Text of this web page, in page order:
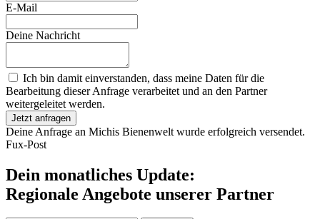
E-Mail
Deine Nachricht
Ich bin damit einverstanden, dass meine Daten für die
Bearbeitung dieser Anfrage verarbeitet und an den Partner
weitergeleitet werden.
Jetzt anfragen
Deine Anfrage an Michis Bienenwelt wurde erfolgreich versendet.
Fux-Post
Dein monatliches Update:
Regionale Angebote unserer Partner